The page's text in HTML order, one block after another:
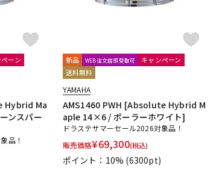
ーン
Hybrid Ma
ンスパー
品！
新品 WEB注文店頭受取可
キャンペーン
送料無料
YAMAHA
AMS1460 PWH [Absolute Hybrid M
aple 14×6 / ポーラーホワイト]
ドラステサマーセール2026対象品！
販売価格¥69,300(税込)
ポイント：10% (6300pt)